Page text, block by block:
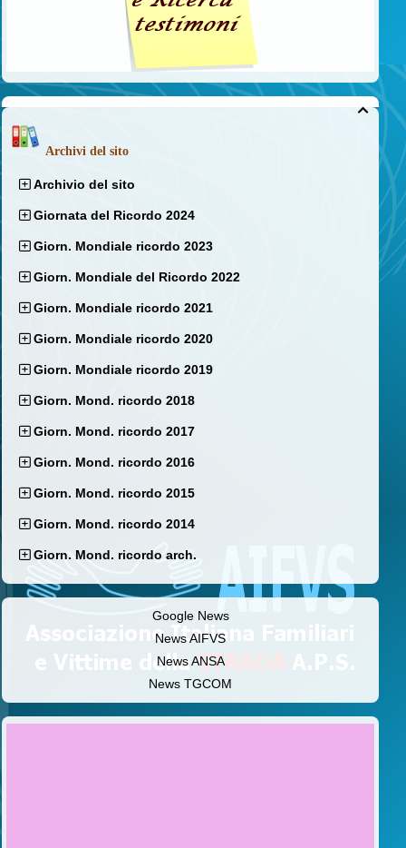

Archivi del sito
Archivio del sito
Giornata del Ricordo 2024
Giorn. Mondiale ricordo 2023
Giorn. Mondiale del Ricordo 2022
Giorn. Mondiale ricordo 2021
Giorn. Mondiale ricordo 2020
Giorn. Mondiale ricordo 2019
Giorn. Mond. ricordo 2018
Giorn. Mond. ricordo 2017
Giorn. Mond. ricordo 2016
Giorn. Mond. ricordo 2015
Giorn. Mond. ricordo 2014
Giorn. Mond. ricordo arch.
Google News
News AIFVS
News ANSA
News TGCOM